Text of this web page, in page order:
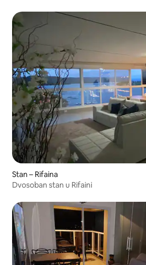
Stan – Rifaina
Dvosoban stan u Rifaini